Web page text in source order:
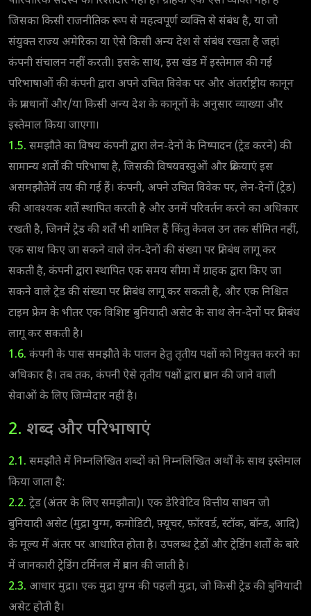
जिसका किसी राजनीतिक रूप से महत्वपूर्ण व्यक्ति से संबंध है, या जो
संयुक्त राज्य अमेरिका या ऐसे किसी अन्य देश से संबंध रखता है जहां
कंपनी संचालन नहीं करती। इसके साथ, इस खंड में इस्तेमाल की गई
परिभाषाओं की कंपनी द्वारा अपने उचित विवेक पर और अंतर्राष्ट्रीय कानून
के प्रावधानों और/या किसी अन्य देश के कानूनों के अनुसार व्याख्या और
इस्तेमाल किया जाएगा।
1.5. समझौते का विषय कंपनी द्वारा लेन-देनों के निष्पादन (ट्रेड करने) की
सामान्य शर्तों की परिभाषा है, जिसकी विषयवस्तुओं और प्रक्रियाएं इस
असमझौतेमें तय की गई हैं। कंपनी, अपने उचित विवेक पर, लेन-देनों (ट्रेड)
की आवश्यक शर्तें स्थापित करती है और उनमें परिवर्तन करने का अधिकार
रखती है, जिनमें ट्रेड की शर्तें भी शामिल हैं किंतु केवल उन तक सीमित नहीं,
एक साथ किए जा सकने वाले लेन-देनों की संख्या पर प्रतिबंध लागू कर
सकती है, कंपनी द्वारा स्थापित एक समय सीमा में ग्राहक द्वारा किए जा
सकने वाले ट्रेड की संख्या पर प्रतिबंध लागू कर सकती है, और एक निश्चित
टाइम फ्रेम के भीतर एक विशिष्ट बुनियादी असेट के साथ लेन-देनों पर प्रतिबंध
लागू कर सकती है।
1.6. कंपनी के पास समझौते के पालन हेतु तृतीय पक्षों को नियुक्त करने का
अधिकार है। तब तक, कंपनी ऐसे तृतीय पक्षों द्वारा प्रदान की जाने वाली
सेवाओं के लिए जिम्मेदार नहीं है।
2. शब्द और परिभाषाएं
2.1. समझौते में निम्नलिखित शब्दों को निम्नलिखित अर्थों के साथ इस्तेमाल
किया जाता है:
2.2. ट्रेड (अंतर के लिए समझौता)। एक डेरिवेटिव वित्तीय साधन जो
बुनियादी असेट (मुद्रा युग्म, कमोडिटी, फ़्यूचर, फ़ॉरवर्ड, स्टॉक, बॉन्ड, आदि)
के मूल्य में अंतर पर आधारित होता है। उपलब्ध ट्रेडों और ट्रेडिंग शर्तों के बारे
में जानकारी ट्रेडिंग टर्मिनल में प्रदान की जाती है।
2.3. आधार मुद्रा। एक मुद्रा युग्म की पहली मुद्रा, जो किसी ट्रेड की बुनियादी
असेट होती है।